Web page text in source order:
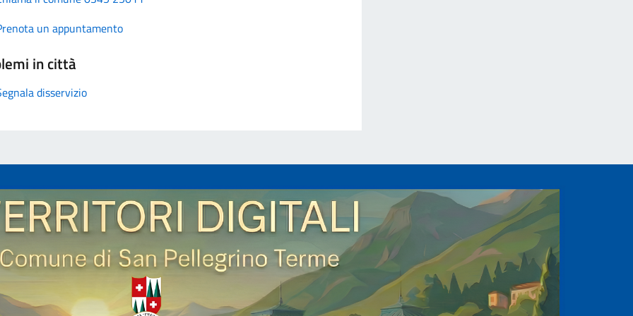
un appuntamento
in città
disservizio